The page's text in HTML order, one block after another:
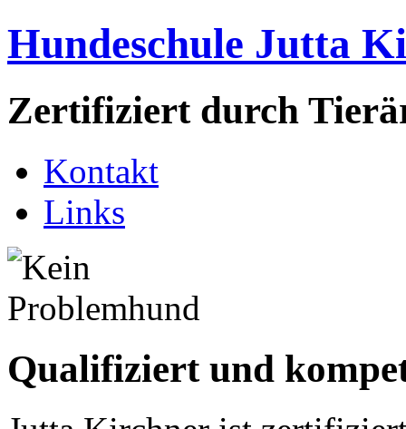
Hundeschule Jutta
Zertifiziert durch
Kontakt
Links
Qualifiziert und